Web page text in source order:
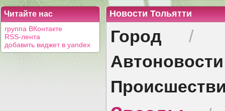
Читайте нас
группа ВКонтакте
RSS-лента
добавить виджет в yandex
Новости Тольятти
Город /
Автоновости